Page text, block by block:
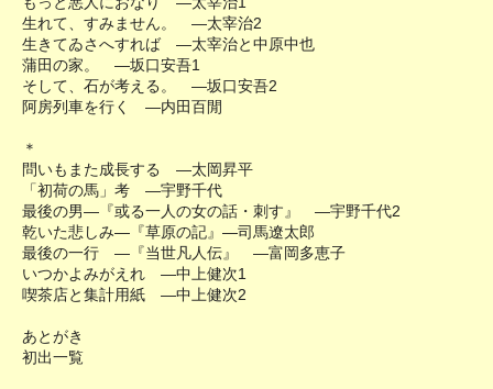
生れて、すみません。 ―太宰治2
生きてゐさへすれば ―太宰治と中原中也
蒲田の家。 ―坂口安吾1
そして、石が考える。 ―坂口安吾2
阿房列車を行く ―内田百閒
＊
問いもまた成長する ―太岡昇平
「初荷の馬」考 ―宇野千代
最後の男―『或る一人の女の話・刺す』 ―宇野千代2
乾いた悲しみ―『草原の記』―司馬遼太郎
最後の一行 ―『当世凡人伝』 ―富岡多恵子
いつかよみがえれ ―中上健次1
喫茶店と集計用紙 ―中上健次2
あとがき
初出一覧